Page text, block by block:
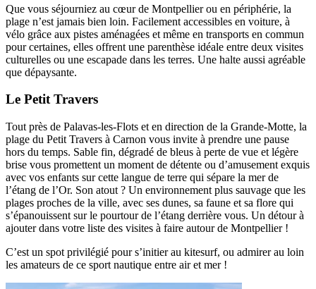
Que vous séjourniez au cœur de Montpellier ou en périphérie, la
plage n’est jamais bien loin. Facilement accessibles en voiture, à
vélo grâce aux pistes aménagées et même en transports en commun
pour certaines, elles offrent une parenthèse idéale entre deux visites
culturelles ou une escapade dans les terres. Une halte aussi agréable
que dépaysante.
Le Petit Travers
Tout près de Palavas-les-Flots et en direction de la Grande-Motte, la
plage du Petit Travers à Carnon vous invite à prendre une pause
hors du temps. Sable fin, dégradé de bleus à perte de vue et légère
brise vous promettent un moment de détente ou d’amusement exquis
avec vos enfants sur cette langue de terre qui sépare la mer de
l’étang de l’Or. Son atout ? Un environnement plus sauvage que les
plages proches de la ville, avec ses dunes, sa faune et sa flore qui
s’épanouissent sur le pourtour de l’étang derrière vous. Un détour à
ajouter dans votre liste des visites à faire autour de Montpellier !
C’est un spot privilégié pour s’initier au kitesurf, ou admirer au loin
les amateurs de ce sport nautique entre air et mer !